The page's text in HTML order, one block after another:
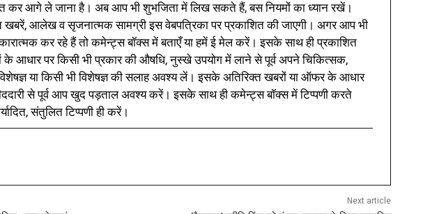
कर आगे ले जाना है। अब आप भी शुभजिता में लिख सकते हैं, बस नियमों का ध्यान रखें।
खबरें, आलेख व सृजनात्मक सामग्री इस वेबपत्रिका पर प्रकाशित की जाएगी। अगर आप भी
कर रहे हैं तो कमेन्ट्स बॉक्स में बताएँ या हमें ई मेल करें। इसके साथ ही प्रकाशित
आधार पर किसी भी प्रकार की औषधि, नुस्खे उपयोग में लाने से पूर्व अपने चिकित्सक,
या किसी भी विशेषज्ञ की सलाह अवश्य लें। इसके अतिरिक्त खबरों या ऑफर के आधार
से पूर्व आप खुद पड़ताल अवश्य करें। इसके साथ ही कमेन्ट्स बॉक्स में टिप्पणी करते
संतुलित टिप्पणी ही करें।
Next article